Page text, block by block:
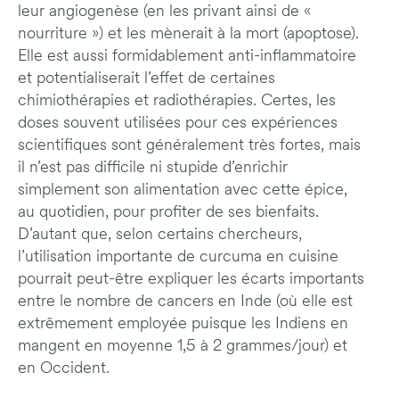
leur angiogenèse (en les privant ainsi de «
nourriture ») et les mènerait à la mort (apoptose).
Elle est aussi formidablement anti-inflammatoire
et potentialiserait l’effet de certaines
chimiothérapies et radiothérapies. Certes, les
doses souvent utilisées pour ces expériences
scientifiques sont généralement très fortes, mais
il n’est pas difficile ni stupide d’enrichir
simplement son alimentation avec cette épice,
au quotidien, pour profiter de ses bienfaits.
D’autant que, selon certains chercheurs,
l’utilisation importante de curcuma en cuisine
pourrait peut-être expliquer les écarts importants
entre le nombre de cancers en Inde (où elle est
extrêmement employée puisque les Indiens en
mangent en moyenne 1,5 à 2 grammes/jour) et
en Occident.